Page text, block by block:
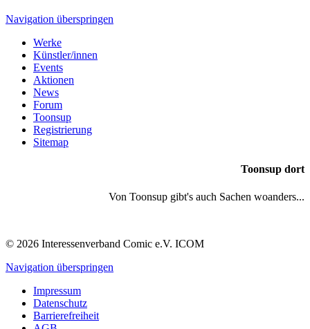
Navigation überspringen
Werke
Künstler/innen
Events
Aktionen
News
Forum
Toonsup
Registrierung
Sitemap
Toonsup dort
Von Toonsup gibt's auch Sachen woanders...
© 2026 Interessenverband Comic e.V. ICOM
Navigation überspringen
Impressum
Datenschutz
Barrierefreiheit